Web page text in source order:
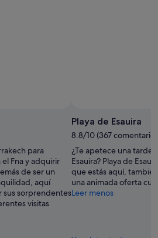
para
el Fna y adquirir
de ser un
aquí
sus sorprendentes
visitas
Playa de Esauira
8.8/10 (367
¿Te apetece una
Esauira? Playa de
que estás aquí,
una animada oferta
Leer menos